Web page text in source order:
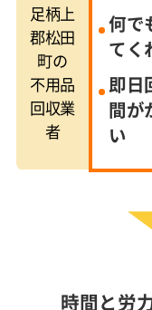
足柄上
郡松田
町の
不用品
回収業
者
何で
てく
即日
間が
い
時間と労